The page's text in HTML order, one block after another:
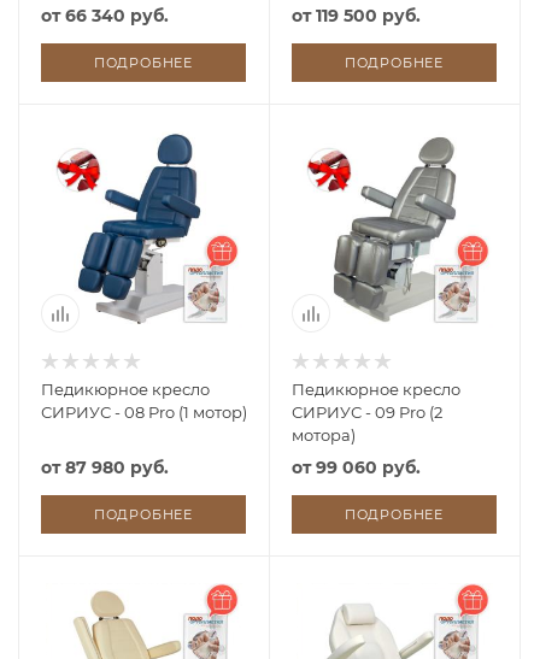
от66 340 руб.
ПОДРОБНЕЕ
от119 500 руб.
ПОДРОБНЕЕ
Педикюрное кресло
СИРИУС - 08 Pro (1 мотор)
от87 980 руб.
ПОДРОБНЕЕ
Педикюрное кресло
СИРИУС - 09 Pro (2
мотора)
от99 060 руб.
ПОДРОБНЕЕ